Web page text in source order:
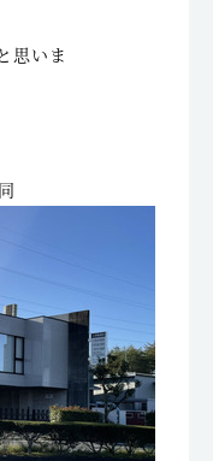
思いま